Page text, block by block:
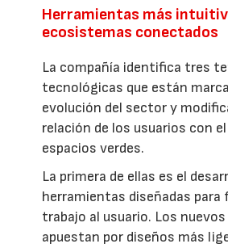
Herramientas más
ecosistemas conectados
La compañía identifica tres
tecnológicas que están
evolución del sector y
relación de los usuarios con
espacios verdes.
La primera de ellas es el
herramientas diseñadas
trabajo al usuario. Los nuevos
apuestan por diseños más